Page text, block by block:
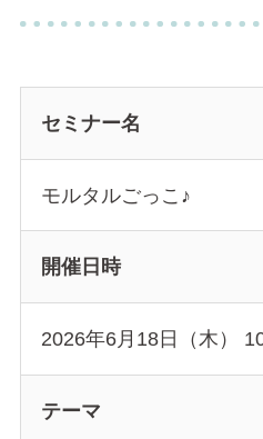
セミナー名
モルタルごっこ♪
開催日時
2026年6月18日（木）
テーマ